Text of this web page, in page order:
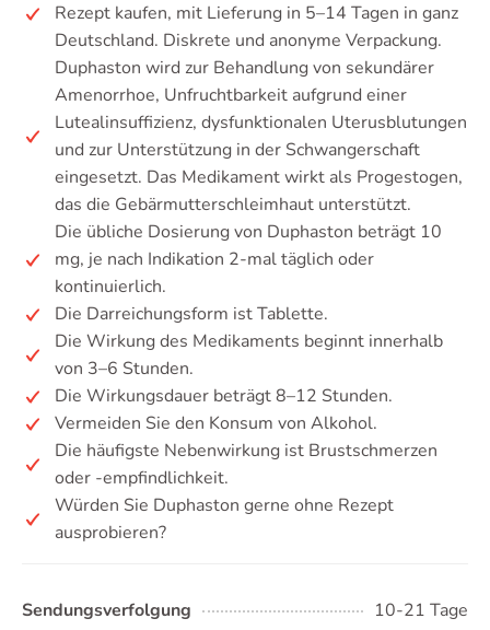
Rezept kaufen, mit Lieferung in 5–14 Tagen in ganz
Deutschland. Diskrete und anonyme Verpackung.
Duphaston wird zur Behandlung von sekundärer
Amenorrhoe, Unfruchtbarkeit aufgrund einer
Lutealinsuffizienz, dysfunktionalen Uterusblutungen
und zur Unterstützung in der Schwangerschaft
eingesetzt. Das Medikament wirkt als Progestogen,
das die Gebärmutterschleimhaut unterstützt.
Die übliche Dosierung von Duphaston beträgt 10
mg, je nach Indikation 2-mal täglich oder
kontinuierlich.
Die Darreichungsform ist Tablette.
Die Wirkung des Medikaments beginnt innerhalb
von 3–6 Stunden.
Die Wirkungsdauer beträgt 8–12 Stunden.
Vermeiden Sie den Konsum von Alkohol.
Die häufigste Nebenwirkung ist Brustschmerzen
oder -empfindlichkeit.
Würden Sie Duphaston gerne ohne Rezept
ausprobieren?
Sendungsverfolgung
10-21 Tage